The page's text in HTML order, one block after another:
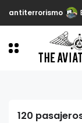
antiterrorismo
120